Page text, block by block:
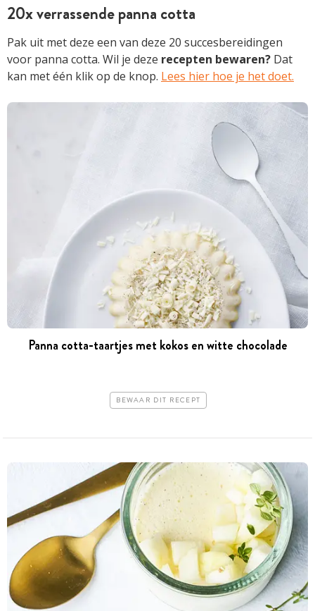
20x verrassende panna cotta
Pak uit met deze een van deze 20 succesbereidingen
voor panna cotta. Wil je deze recepten bewaren? Dat
kan met één klik op de knop. Lees hier hoe je het doet.
Panna cotta-taartjes met kokos en witte chocolade
BEWAAR DIT RECEPT